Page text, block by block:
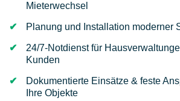
Mieterwechsel
Planung und Installation moderner
24/7-Notdienst für
Kunden
Dokumentierte Einsätze & feste
Ihre Objekte